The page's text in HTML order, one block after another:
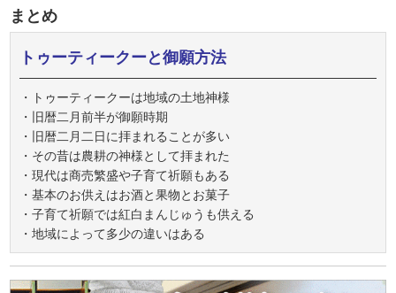
まとめ
トゥーティークーと御願方法
・トゥーティークーは地域の土地神様
・旧暦二月前半が御願時期
・旧暦二月二日に拝まれることが多い
・その昔は農耕の神様として拝まれた
・現代は商売繁盛や子育て祈願もある
・基本のお供えはお酒と果物とお菓子
・子育て祈願では紅白まんじゅうも供える
・地域によって多少の違いはある